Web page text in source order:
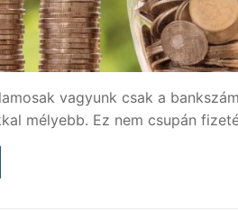
vagyunk csak a
mélyebb. Ez nem csupán